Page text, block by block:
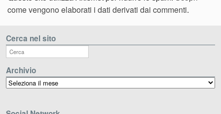
come vengono elaborati i dati derivati dai commenti.
Cerca nel sito
Archivio
Archivio